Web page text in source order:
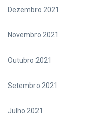
Dezembro 2021
Novembro 2021
Outubro 2021
Setembro 2021
Julho 2021